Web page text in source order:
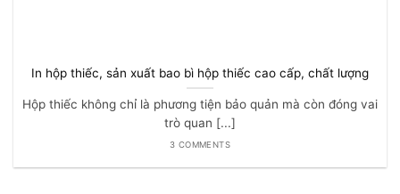
In hộp thiếc, sản xuất bao bì hộp thiếc cao cấp, chất lượng
Hộp thiếc không chỉ là phương tiện bảo quản mà còn đóng vai
trò quan [...]
3 COMMENTS